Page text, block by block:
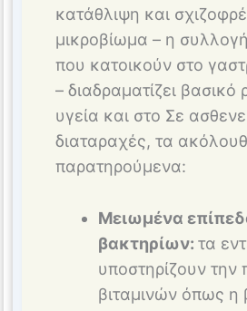
κατάθλιψη και
μικροβίωμα – η
που κατοικούν στο
– διαδραματίζει
υγεία και στο Σε
διαταραχές, τα
παρατηρούμενα:
Μειωμένα
βακτηρίων: τα
υποστηρίζουν
βιταμινών όπως η